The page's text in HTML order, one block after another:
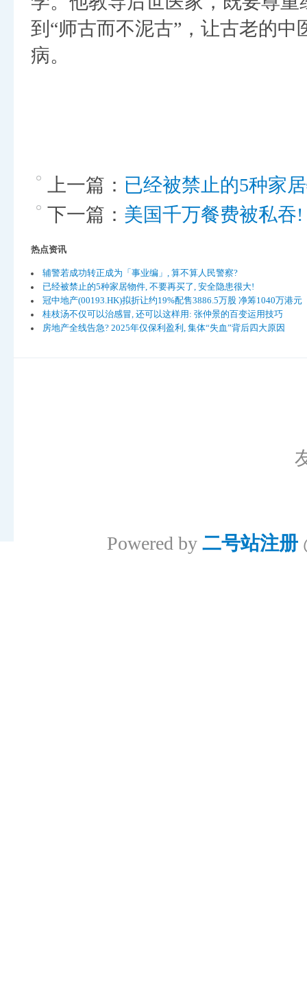
到“师古而不泥古”，让古老的
病。
上一篇： 已经被禁止的5种家
下一篇： 美国千万餐费被私吞
热点资讯
辅警若成功转正成为「事业编」, 算不算人民警察?
已经被禁止的5种家居物件, 不要再买了, 安全隐患很大!
冠中地产(00193.HK)拟折让约19%配售3886.5万股 净筹1040万港元
桂枝汤不仅可以治感冒, 还可以这样用: 张仲景的百变运用技巧
房地产全线告急? 2025年仅保利盈利, 集体“失血”背后四大原因
Powered by 二号站注册